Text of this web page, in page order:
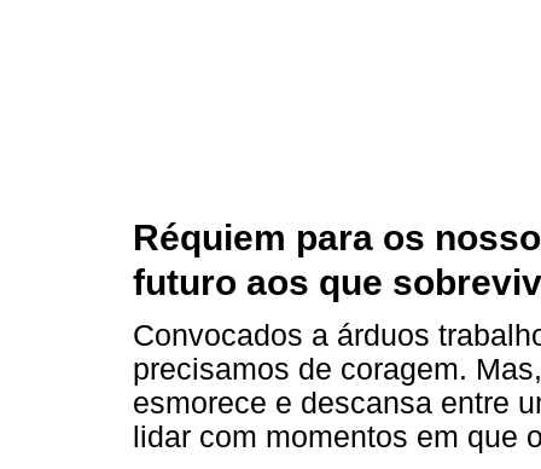
Réquiem para os
futuro aos que
Convocados a árduos
precisamos de coragem.
esmorece e descansa entre
lidar com momentos em que